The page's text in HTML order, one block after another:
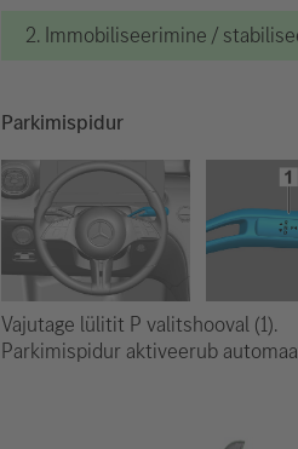
2. Immobiliseerimine /
Parkimispidur
Vajutage lülitit P valitshooval (1).
Parkimispidur aktiveerub